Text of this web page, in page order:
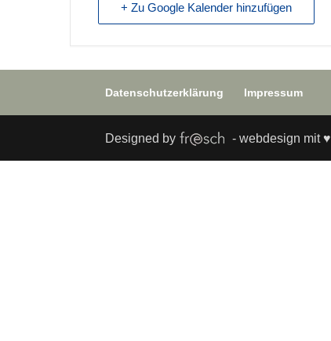
+ Zu Google Kalender hinzufügen
Datenschutzerklärung Impressum
Designed by - webdesign mit ♥